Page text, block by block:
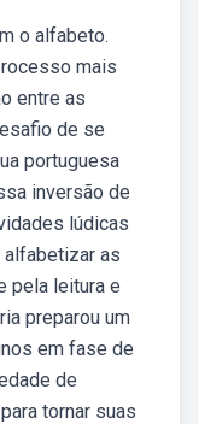
o alfabeto.
mais
entre as
de se
portuguesa
inversão de
lúdicas
as
pela leitura e
preparou um
em fase de
de
tornar suas